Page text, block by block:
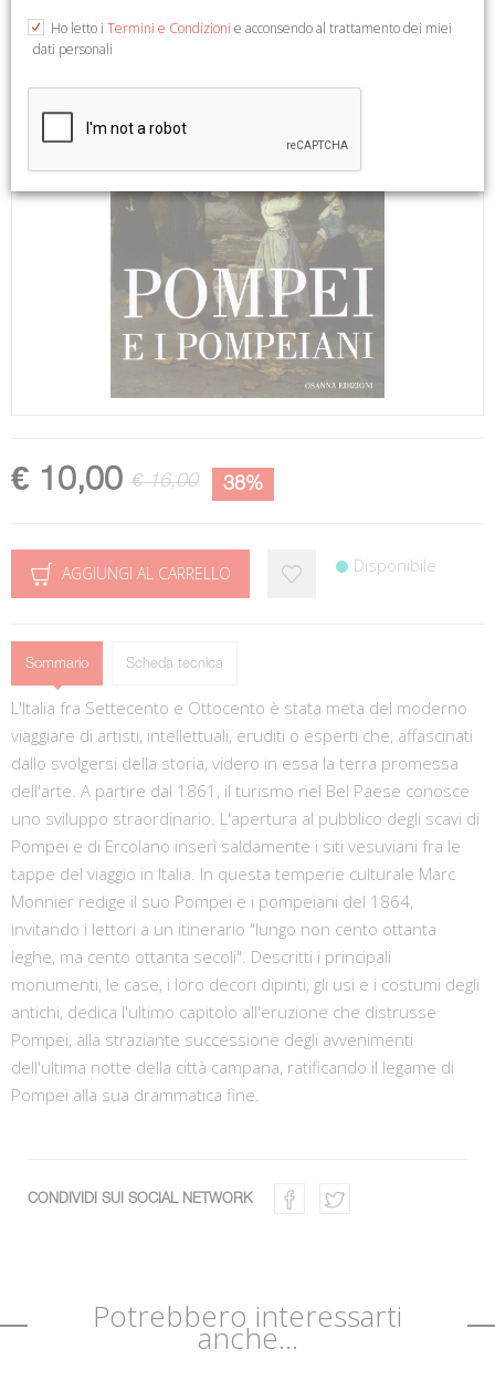
€ 10,00 € 16,00 38%
AGGIUNGI AL CARRELLO Disponibile
Sommario Scheda tecnica
L'Italia fra Settecento e Ottocento è stata meta del moderno
viaggiare di artisti, intellettuali, eruditi o esperti che, affascinati
dallo svolgersi della storia, videro in essa la terra promessa
dell'arte. A partire dal 1861, il turismo nel Bel Paese conosce
uno sviluppo straordinario. L'apertura al pubblico degli scavi di
Pompei e di Ercolano inserì saldamente i siti vesuviani fra le
tappe del viaggio in Italia. In questa temperie culturale Marc
Monnier redige il suo Pompei e i pompeiani del 1864,
invitando i lettori a un itinerario "lungo non cento ottanta
leghe, ma cento ottanta secoli". Descritti i principali
monumenti, le case, i loro decori dipinti, gli usi e i costumi degli
antichi, dedica l'ultimo capitolo all'eruzione che distrusse
Pompei, alla straziante successione degli avvenimenti
dell'ultima notte della città campana, ratificando il legame di
Pompei alla sua drammatica fine.
CONDIVIDI SUI SOCIAL NETWORK
Potrebbero interessarti
anche...
Ho letto i Termini e Condizioni e acconsendo al trattamento dei miei
dati personali